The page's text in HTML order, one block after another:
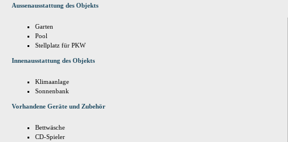
Aussenausstattung des Objekts
Garten
Pool
Stellplatz für PKW
Innenausstattung des Objekts
Klimaanlage
Sonnenbank
Vorhandene Geräte und Zubehör
Bettwäsche
CD-Spieler